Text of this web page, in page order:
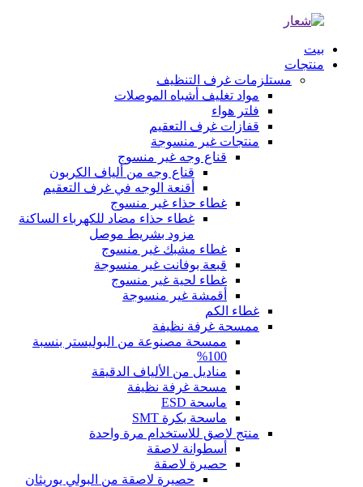
بيت
منتجات
مستلزمات غرف التنظيف
مواد تغليف أشباه الموصلات
فلتر هواء
قفازات غرف التعقيم
منتجات غير منسوجة
قناع وجه غير منسوج
قناع وجه من ألياف الكربون
أقنعة الوجه في غرف التعقيم
غطاء حذاء غير منسوج
غطاء حذاء مضاد للكهرباء الساكنة
مزود بشريط موصل
غطاء مشبك غير منسوج
قبعة بوفانت غير منسوجة
غطاء لحية غير منسوج
أقمشة غير منسوجة
غطاء الكم
ممسحة غرفة نظيفة
ممسحة مصنوعة من البوليستر بنسبة
100%
مناديل من الألياف الدقيقة
مسحة غرفة نظيفة
ماسحة ESD
ماسحة بكرة SMT
منتج لاصق للاستخدام مرة واحدة
أسطوانة لاصقة
حصيرة لاصقة
حصيرة لاصقة من البولي يوريثان